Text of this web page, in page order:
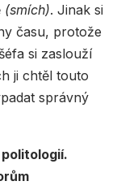
(smích). Jinak si
času, protože
si zaslouží
ji chtěl touto
správný